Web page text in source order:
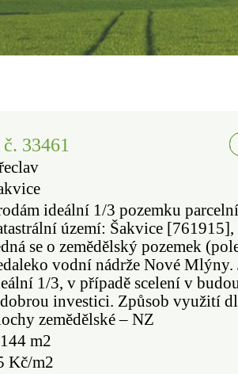
33461
ideální 1/3 pozemku
území: Šakvice
se o zemědělský pozemek
vodní nádrže Nové Mlýny.
1/3, v případě scelení v
investici. Způsob využití
zemědělské – NZ
m2
Kč/m2